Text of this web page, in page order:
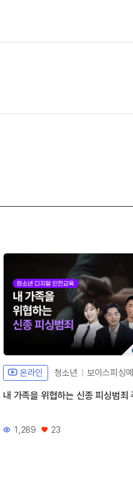
자
온라인 청소년 보이스피싱
내 가족을 위협하는 신종 피싱범죄
조회수
1,289
좋아요
23